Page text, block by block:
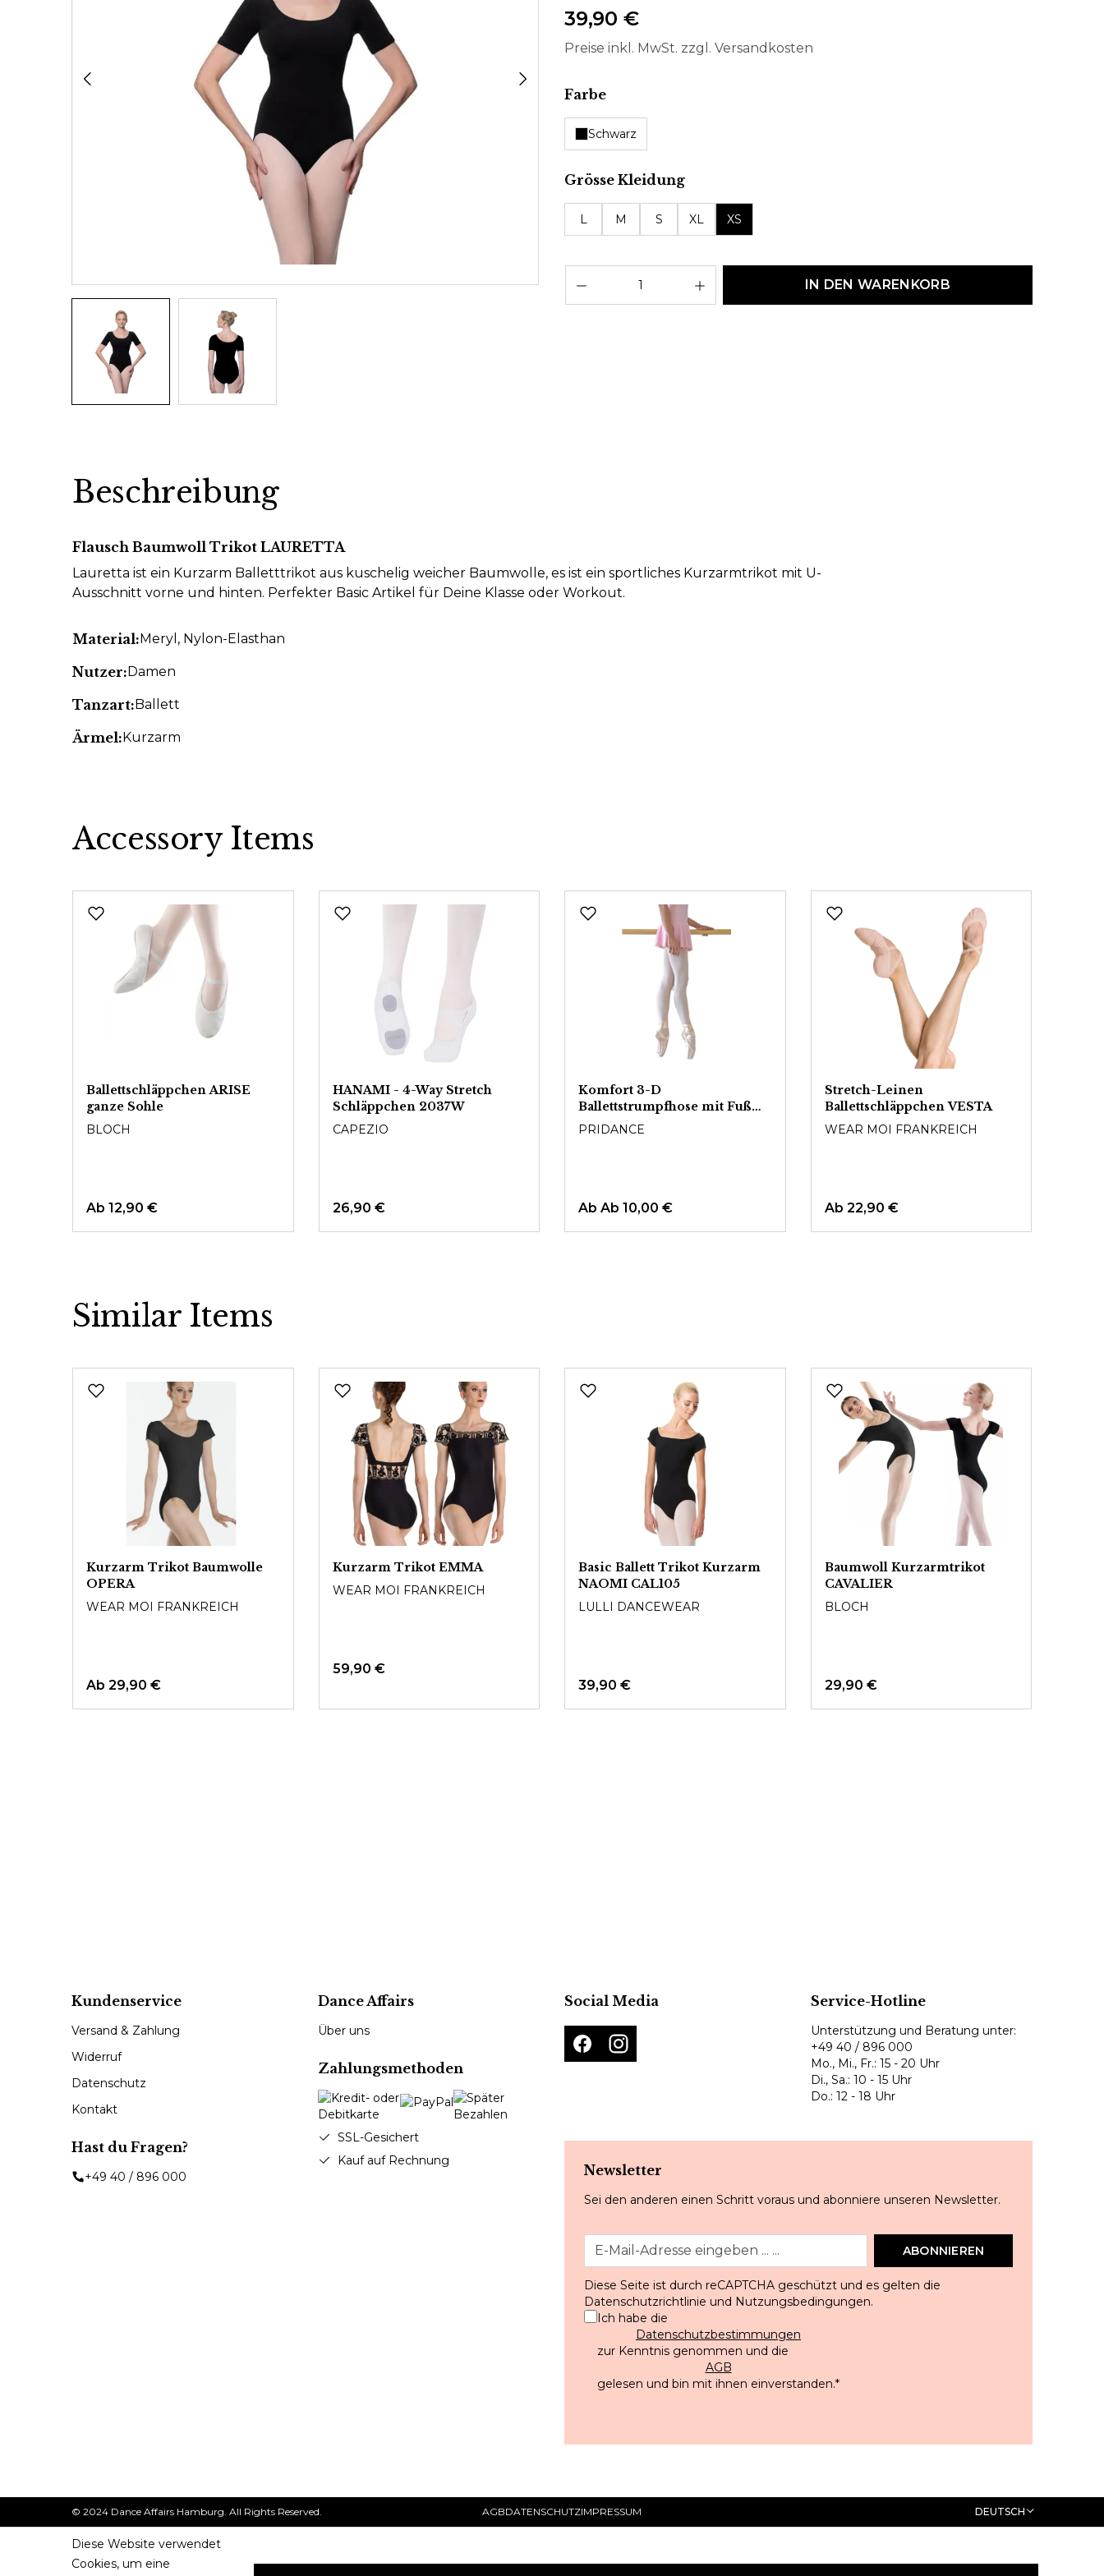
39,90 €
Preise inkl. MwSt. zzgl. Versandkosten
Farbeauswählen
Schwarz
Grösse Kleidungauswählen
L M S XL XS
IN DEN WARENKORB
Beschreibung
Flausch Baumwoll Trikot LAURETTA
Lauretta ist ein Kurzarm Balletttrikot aus kuschelig weicher Baumwolle, es ist ein sportliches Kurzarmtrikot mit U-
Ausschnitt vorne und hinten. Perfekter Basic Artikel für Deine Klasse oder Workout.
Material:Meryl , Nylon-Elasthan
Nutzer:Damen
Tanzart:Ballett
Ärmel:Kurzarm
Accessory Items
Ballettschläppchen ARISE
ganze Sohle
BLOCH
Ab 12,90 €
HANAMI - 4-Way Stretch
Schläppchen 2037W
CAPEZIO
26,90 €
Komfort 3-D
Ballettstrumpfhose mit Fuß
60DEN
PRIDANCE
Ab Ab 10,00 €
Stretch-Leinen
Ballettschläppchen VESTA
WEAR MOI FRANKREICH
Ab 22,90 €
Similar Items
Kurzarm Trikot Baumwolle
OPERA
WEAR MOI FRANKREICH
Ab 29,90 €
Kurzarm Trikot EMMA
WEAR MOI FRANKREICH
59,90 €
Basic Ballett Trikot Kurzarm
NAOMI CAL105
LULLI DANCEWEAR
39,90 €
Baumwoll Kurzarmtrikot
CAVALIER
BLOCH
29,90 €
Kundenservice
Versand & Zahlung
Widerruf
Datenschutz
Kontakt
Hast du Fragen?
+49 40 / 896 000
Dance Affairs
Über uns
Zahlungsmethoden
SSL-Gesichert
Kauf auf Rechnung
Social Media Service-Hotline
Unterstützung und Beratung unter:
+49 40 / 896 000
Mo., Mi., Fr.: 15 - 20 Uhr
Di., Sa.: 10 - 15 Uhr
Do.: 12 - 18 Uhr
Newsletter
Sei den anderen einen Schritt voraus und abonniere unseren Newsletter.
ABONNIEREN
Diese Seite ist durch reCAPTCHA geschützt und es gelten die
Datenschutzrichtlinie und Nutzungsbedingungen.
Ich habe die
Datenschutzbestimmungen
zur Kenntnis genommen und die
AGB
gelesen und bin mit ihnen einverstanden.*
© 2024 Dance Affairs Hamburg. All Rights Reserved. AGBDATENSCHUTZIMPRESSUM DEUTSCH
Diese Website verwendet
Cookies, um eine